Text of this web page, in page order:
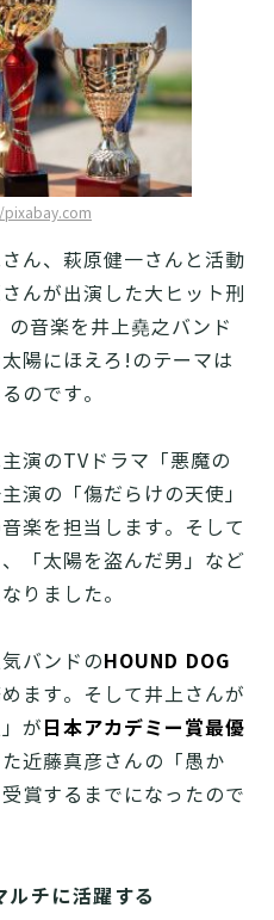
pixabay.com
ん、萩原健一さんと活動
んが出演した大ヒット刑
の音楽を井上堯之バンド
陽にほえろ!のテーマは
のです。
演のTVドラマ「悪魔の
演の「傷だらけの天使」
楽を担当します。そして
「太陽を盗んだ男」など
りました。
バンドのHOUND DOG
ます。そして井上さんが
が 日本アカデミー賞最優
近藤真彦さんの「愚か
受賞するまでになったので
チに活躍する